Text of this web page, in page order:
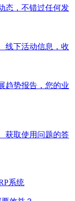
态，不错过任何发
线下活动信息，收
趋势报告，您的业
获取使用问题的答
系统